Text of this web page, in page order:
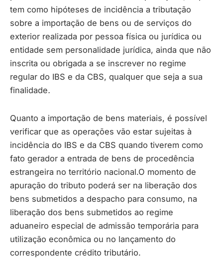
tem como hipóteses de incidência a tributação
sobre a importação de bens ou de serviços do
exterior realizada por pessoa física ou jurídica ou
entidade sem personalidade jurídica, ainda que não
inscrita ou obrigada a se inscrever no regime
regular do IBS e da CBS, qualquer que seja a sua
finalidade.
Quanto a importação de bens materiais, é possível
verificar que as operações vão estar sujeitas à
incidência do IBS e da CBS quando tiverem como
fato gerador a entrada de bens de procedência
estrangeira no território nacional.O momento de
apuração do tributo poderá ser na liberação dos
bens submetidos a despacho para consumo, na
liberação dos bens submetidos ao regime
aduaneiro especial de admissão temporária para
utilização econômica ou no lançamento do
correspondente crédito tributário.